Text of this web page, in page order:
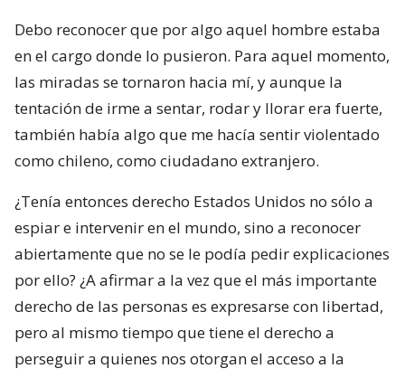
Debo reconocer que por algo aquel hombre estaba
en el cargo donde lo pusieron. Para aquel momento,
las miradas se tornaron hacia mí, y aunque la
tentación de irme a sentar, rodar y llorar era fuerte,
también había algo que me hacía sentir violentado
como chileno, como ciudadano extranjero.
¿Tenía entonces derecho Estados Unidos no sólo a
espiar e intervenir en el mundo, sino a reconocer
abiertamente que no se le podía pedir explicaciones
por ello? ¿A afirmar a la vez que el más importante
derecho de las personas es expresarse con libertad,
pero al mismo tiempo que tiene el derecho a
perseguir a quienes nos otorgan el acceso a la